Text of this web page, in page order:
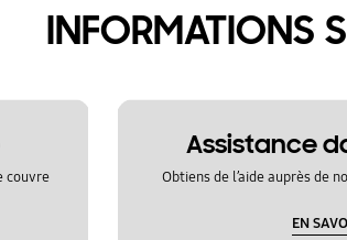
INFORMATIONS
couvre
Assistance
Obtiens de l’aide auprès de
EN